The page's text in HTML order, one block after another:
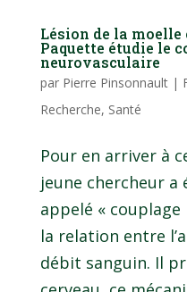
Lésion de la
Paquette étudie le
neurovasculaire
par Pierre Pinsonnault|
Recherche, Santé
Pour en arriver à
jeune chercheur a
appelé «
la relation entre
débit sanguin. Il